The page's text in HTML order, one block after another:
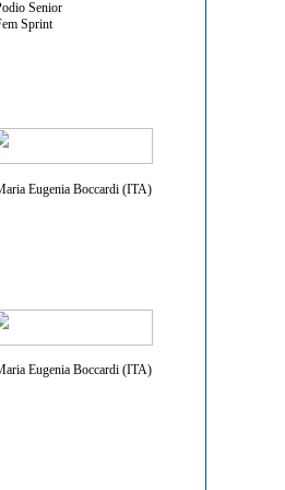
Senior
Sprint
Eugenia Boccardi (ITA)
Eugenia Boccardi (ITA)